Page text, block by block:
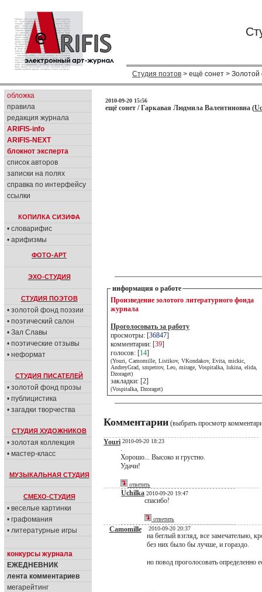
Студия поэтов > ещё сонет >
обложка
правила
редакция журнала
ARIFIS-info
ARIFIS-NEXT
блокнот эксперта
список авторов
записки на полях
справка по интерфейсу
ссылки
КОПИЛКА СИЗИФА
• словарифис
• арифизмы
ФОТО-АРТ
ЭХО-СТУДИЯ
СТУДИЯ ПОЭТОВ
• золотой фонд поэзии
• поэтический салон
• Зал Славы
• поэтические отзывы
• неформат
СТУДИЯ ПИСАТЕЛЕЙ
• золотой фонд прозы
• публицистика
• загадки творчества
СТУДИЯ ХУДОЖНИКОВ
• золотая коллекция
• мастер-класс
МУЗЫКАЛЬНАЯ СТУДИЯ
СМЕХО-СТУДИЯ
• веселые картинки
• графомания
• литературные игры
конкурсы журнала
ЕЖЕДНЕВНИК
лента комментариев
мегарейтинг
2010-09-20 15:56
ещё сонет / Гаркавая Людмила Валентиновна (
информация о работе
Произведение золотого литературного фонда
журнала
Проголосовать за работу
просмотры: [36847]
комментарии: [39]
голосов: [14]
(Youri, Camomille, Listikov, VKondakov, Evita, mickic,
AndreyGrad, smpetrov, Leo, mirage, Vospitalka, lukina, elida,
Dzoraget)
закладки: [2]
(Vospitalka, Dzoraget)
Комментарии (выбрать просмотр
Youri 2010-09-20 18:23
.
Хорошо... Высоко и грустно.
Удачи!
ответить
Uchilka 2010-09-20 19:47
спасибо!
ответить
Camomille 2010-09-20 20:37
на беглый взгляд, все замечательно,
без них было бы лучше, и гораздо.
но повод проголосовать определенно